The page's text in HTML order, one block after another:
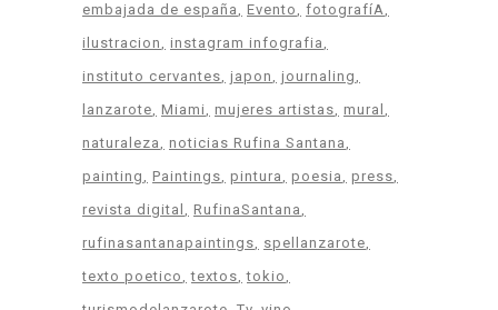
embajada de españa
Evento
fotografíA
ilustracion
instagram infografia
instituto cervantes japon
journaling
lanzarote Miami mujeres artistas mural
naturaleza
noticias Rufina Santana
painting
Paintings pintura poesia
press
revista digital
RufinaSantana
rufinasantanapaintings
spellanzarote
texto poetico
textos tokio